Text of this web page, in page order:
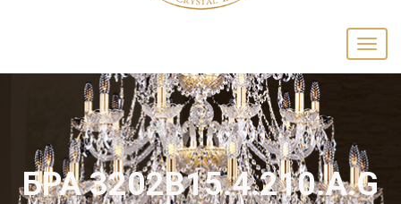
БРА 3202B15.4.210.A.G